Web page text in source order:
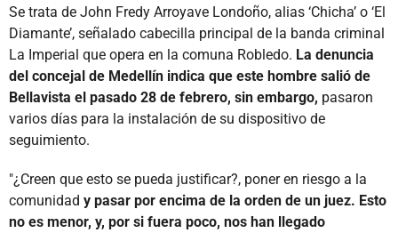
Se trata de John Fredy Arroyave Londoño, alias ‘Chicha’ o ‘El
Diamante’, señalado cabecilla principal de la banda criminal
La Imperial que opera en la comuna Robledo. La denuncia
del concejal de Medellín indica que este hombre salió de
Bellavista el pasado 28 de febrero, sin embargo, pasaron
varios días para la instalación de su dispositivo de
seguimiento.
"¿Creen que esto se pueda justificar?, poner en riesgo a la
comunidad y pasar por encima de la orden de un juez. Esto
no es menor, y, por si fuera poco, nos han llegado